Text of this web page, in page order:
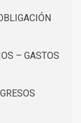
– GASTOS